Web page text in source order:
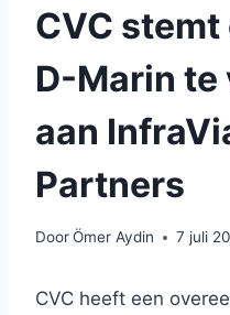
CVC stemt
D-Marin te
aan
Partners
DoorÖmer Aydin 7 juli
CVC heeft een